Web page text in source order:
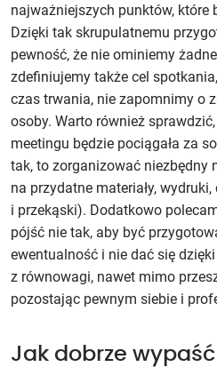
najważniejszych punktów, które
Dzięki tak skrupulatnemu
pewność, że nie ominiemy
zdefiniujemy także cel
czas trwania, nie zapomnimy o
osoby. Warto również
meetingu będzie pociągała za
tak, to zorganizować niezbędny
na przydatne materiały,
i przekąski). Dodatkowo
pójść nie tak, aby być
ewentualność i nie dać się
z równowagi, nawet mimo
pozostając pewnym siebie i
Jak dobrze